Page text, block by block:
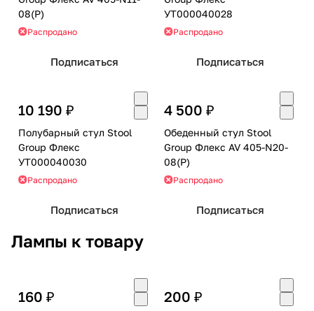
08(P)
Распродано
Подписаться
УТ000040028
Распродано
Подписаться
10 190 ₽
Полубарный стул Stool
Group Флекс
УТ000040030
Распродано
Подписаться
4 500 ₽
Обеденный стул Stool
Group Флекс AV 405-N20-
08(P)
Распродано
Подписаться
Лампы к товару
160 ₽ 200 ₽